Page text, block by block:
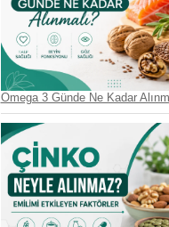
Omega 3 Günde Ne Kadar